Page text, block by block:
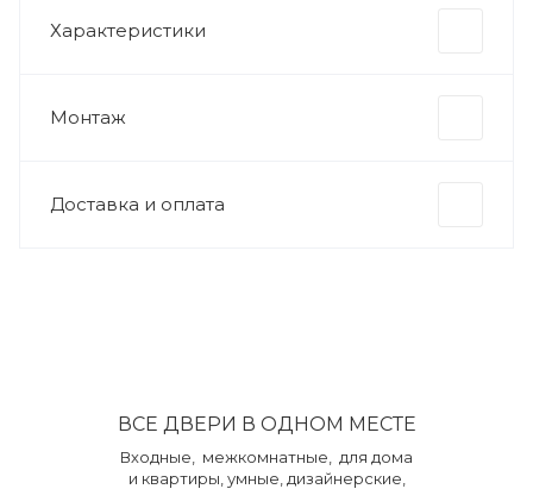
Характеристики
Монтаж
Доставка и оплата
ВСЕ ДВЕРИ В ОДНОМ МЕСТЕ
Входные, межкомнатные, для дома
и квартиры, умные, дизайнерские,